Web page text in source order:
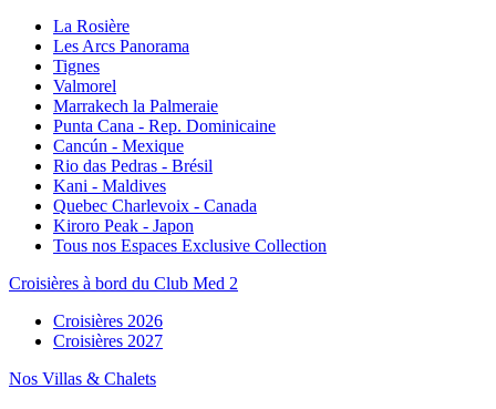
La Rosière
Les Arcs Panorama
Tignes
Valmorel
Marrakech la Palmeraie
Punta Cana - Rep. Dominicaine
Cancún - Mexique
Rio das Pedras - Brésil
Kani - Maldives
Quebec Charlevoix - Canada
Kiroro Peak - Japon
Tous nos Espaces Exclusive Collection
Croisières à bord du Club Med 2
Croisières 2026
Croisières 2027
Nos Villas & Chalets